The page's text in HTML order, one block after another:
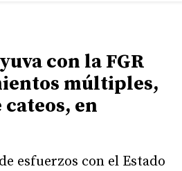
con la FGR
múltiples,
en
esfuerzos con el Estado